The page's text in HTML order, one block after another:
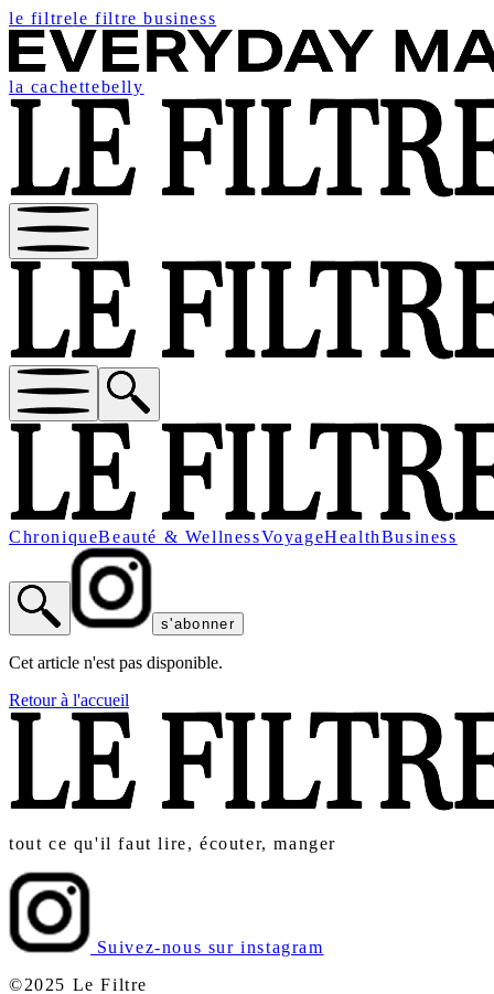
le filtrele filtre business
la cachettebelly
ChroniqueBeauté & WellnessVoyageHealthBusiness
s'abonner
Cet article n'est pas disponible.
Retour à l'accueil
tout ce qu'il faut lire, écouter, manger
Suivez-nous sur instagram
©2025 Le Filtre